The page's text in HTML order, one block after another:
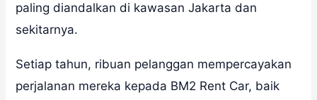
paling diandalkan di kawasan Jakarta dan
sekitarnya.
Setiap tahun, ribuan pelanggan mempercayakan
perjalanan mereka kepada BM2 Rent Car, baik